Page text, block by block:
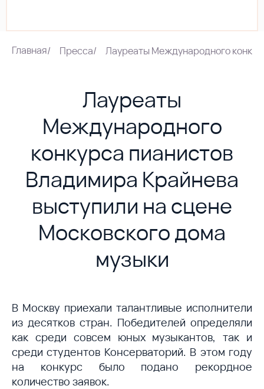
Главная/ Пресса/ Лауреаты Международного
Лауреаты
Международного
конкурса пианистов
Владимира Крайнева
выступили на сцене
Московского дома
музыки
В Москву приехали талантливые исполнители
из десятков стран. Победителей определяли
как среди совсем юных музыкантов, так и
среди студентов Консерваторий. В этом году
на конкурс было подано рекордное
количество заявок.